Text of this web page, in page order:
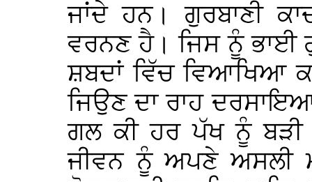
ਜਾਂਦੇ ਹਨ। ਗੁਰਬਾਣੀ
ਵਰਨਣ ਹੈ। ਜਿਸ ਨੂੰ ਭਾਈ
ਸ਼ਬਦਾਂ ਵਿੱਚ ਵਿਆਖਿਆ
ਜਿਉਣ ਦਾ ਰਾਹ
ਗਲ ਕੀ ਹਰ ਪੱਖ ਨੂੰ ਬੜੀ
ਜੀਵਨ ਨੂੰ ਅਪਣੇ ਅਸਲੀ